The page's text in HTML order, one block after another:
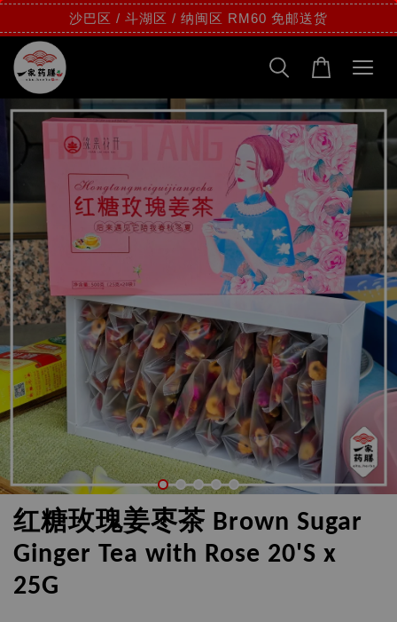
沙巴区 / 斗湖区 / 纳闽区 RM60 免邮送货
红糖玫瑰姜枣茶 Brown Sugar
Ginger Tea with Rose 20'S x
25G